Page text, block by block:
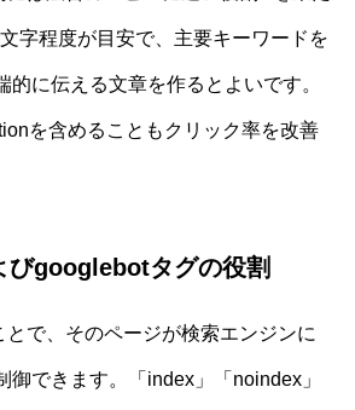
字程度が目安で、主要キーワードを
的に伝える文章を作るとよいです。
を含めることもクリック率を改善
googlebotタグの役割
とで、そのページが検索エンジンに
御できます。「index」「noindex」